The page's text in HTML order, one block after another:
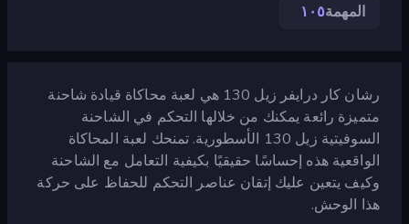
المهمة١٠٥
رشان كار درايفر زيل 130 هي لعبة محاكاة قيادة شاحنة
متميزة رائعة يمكنك من خلالها التحكم في الشاحنة
السوفيتية زيل 130 الأسطورية. تمنحك لعبة المحاكاة
الواقعية هذه إحساسًا حقيقيًا بكيفية التعامل مع الشاحنة
وكيف يتعين عليك إتقان عناصر التحكم للحفاظ على حركة
هذا الوحش.